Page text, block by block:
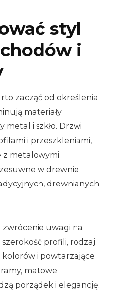
styl
i
zacząć od określenia
materiały
metal i szkło. Drzwi
i przeszkleniami,
z metalowymi
w drewnie
drewnianych
uwagi na
profili, rodzaj
kolorów i powtarzające
matowe
porządek i elegancję.